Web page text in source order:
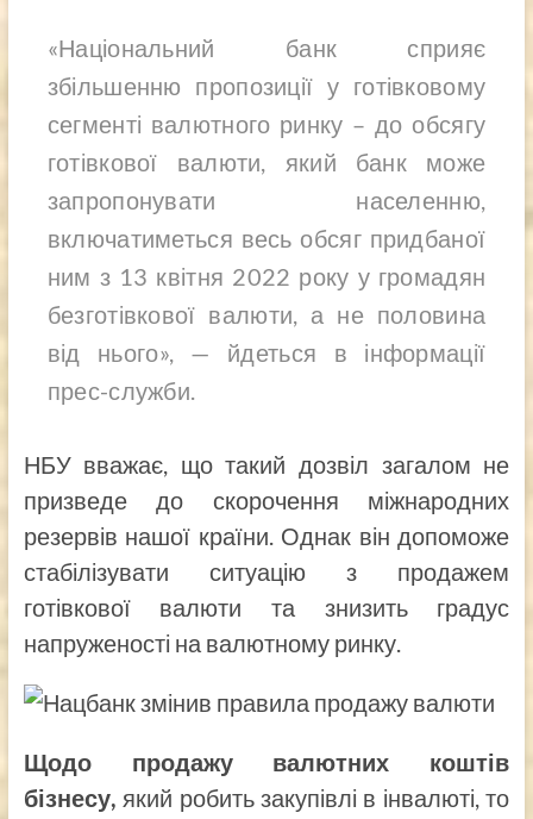
«Національний банк сприяє
збільшенню пропозиції у готівковому
сегменті валютного ринку – до обсягу
готівкової валюти, який банк може
запропонувати населенню,
включатиметься весь обсяг придбаної
ним з 13 квітня 2022 року у громадян
безготівкової валюти, а не половина
від нього», — йдеться в інформації
прес-служби.
НБУ вважає, що такий дозвіл загалом не
призведе до скорочення міжнародних
резервів нашої країни. Однак він допоможе
стабілізувати ситуацію з продажем
готівкової валюти та знизить градус
напруженості на валютному ринку.
Щодо продажу валютних коштів
бізнесу, який робить закупівлі в інвалюті, то